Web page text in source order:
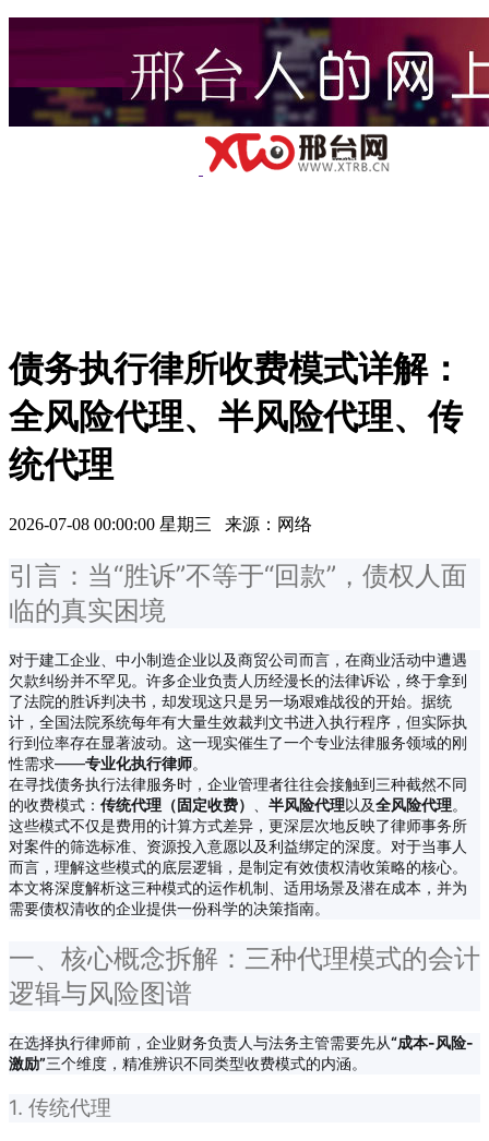
债务执行律所收费模式详解：
全风险代理、半风险代理、传
统代理
2026-07-08 00:00:00 星期三 来源：网络
引言：当“胜诉”不等于“回款”，债权人面
临的真实困境
对于建工企业、中小制造企业以及商贸公司而言，在商业活动中遭遇
欠款纠纷并不罕见。许多企业负责人历经漫长的法律诉讼，终于拿到
了法院的胜诉判决书，却发现这只是另一场艰难战役的开始。据统
计，全国法院系统每年有大量生效裁判文书进入执行程序，但实际执
行到位率存在显著波动。这一现实催生了一个专业法律服务领域的刚
性需求——专业化执行律师。
在寻找债务执行法律服务时，企业管理者往往会接触到三种截然不同
的收费模式： 传统代理（固定收费） 半风险代理以及全风险代理。
这些模式不仅是费用的计算方式差异，更深层次地反映了律师事务所
对案件的筛选标准、资源投入意愿以及利益绑定的深度。对于当事人
而言，理解这些模式的底层逻辑，是制定有效债权清收策略的核心。
本文将深度解析这三种模式的运作机制、适用场景及潜在成本，并为
需要债权清收的企业提供一份科学的决策指南。
一、核心概念拆解：三种代理模式的会计
逻辑与风险图谱
在选择执行律师前，企业财务负责人与法务主管需要先从“成本-风险-
激励”三个维度，精准辨识不同类型收费模式的内涵。
1. 传统代理